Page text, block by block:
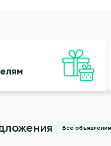
Все объявления